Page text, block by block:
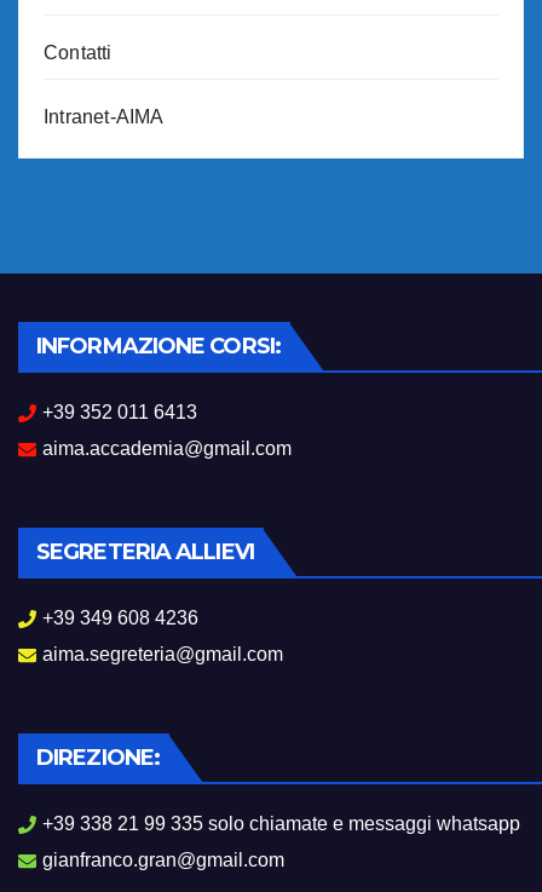
Contatti
Intranet-AIMA
INFORMAZIONE CORSI:
+39 352 011 6413
aima.accademia@gmail.com
SEGRETERIA ALLIEVI
+39 349 608 4236
aima.segreteria@gmail.com
DIREZIONE:
+39 338 21 99 335 solo chiamate e messaggi whatsapp
gianfranco.gran@gmail.com